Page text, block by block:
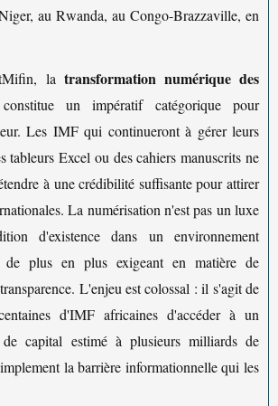
au Rwanda, au Congo-Brazzaville, en
la transformation numérique des
constitue un impératif catégorique pour
Les IMF qui continueront à gérer leurs
tableurs Excel ou des cahiers manuscrits ne
à une crédibilité suffisante pour attirer
La numérisation n'est pas un luxe
d'existence dans un environnement
de plus en plus exigeant en matière de
L'enjeu est colossal : il s'agit de
d'IMF africaines d'accéder à un
capital estimé à plusieurs milliards de
la barrière informationnelle qui les